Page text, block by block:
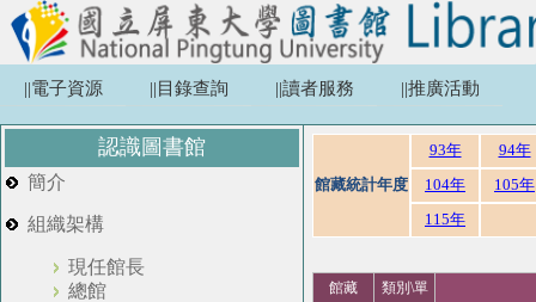
||電子資源 ||目錄查詢 ||讀者服務 ||推廣活動
認識圖書館
簡介
組織架構
現任館長
總館
館藏統計年度
93年
94年
104年
105年
115年
館藏
類別\單